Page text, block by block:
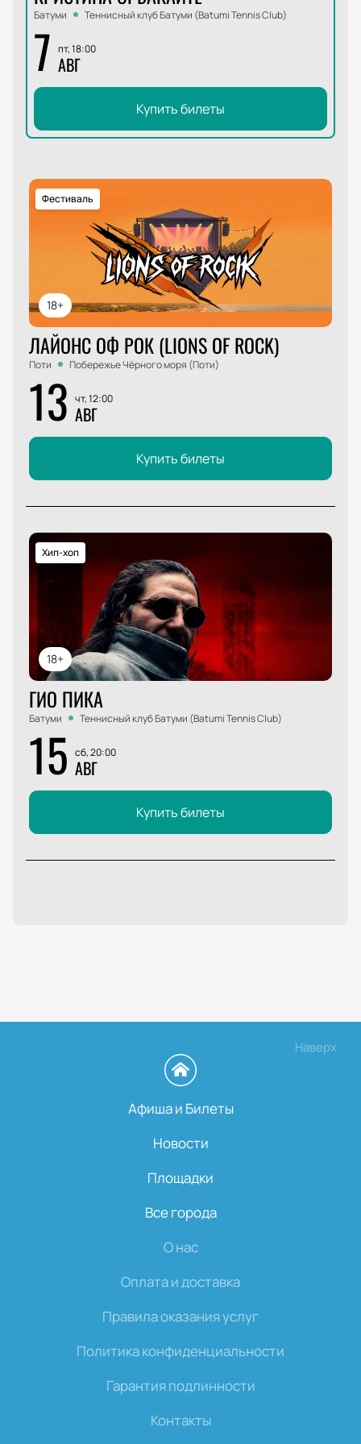
Батуми Теннисный клуб Батуми (Batumi Tennis Club)
7 пт, 18:00
АВГ
Купить билеты
18+
Фестиваль
ЛАЙОНС ОФ РОК (LIONS OF ROCK)
Поти Побережье Чёрного моря (Поти)
13 чт, 12:00
АВГ
Купить билеты
18+
Хип-хоп
ГИО ПИКА
Батуми Теннисный клуб Батуми (Batumi Tennis Club)
15 сб, 20:00
АВГ
Купить билеты
Наверх
Афиша и Билеты
Новости
Площадки
Все города
О нас
Оплата и доставка
Правила оказания услуг
Политика конфиденциальности
Гарантия подлинности
Контакты